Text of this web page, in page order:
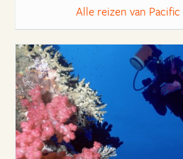
Alle reizen van Pacific